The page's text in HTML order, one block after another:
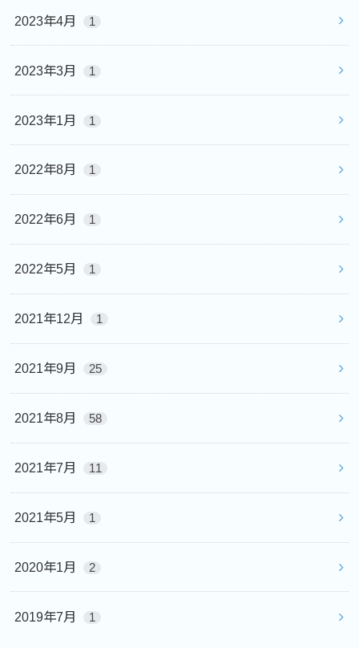
2023年4月 1
2023年3月 1
2023年1月 1
2022年8月 1
2022年6月 1
2022年5月 1
2021年12月 1
2021年9月 25
2021年8月 58
2021年7月 11
2021年5月 1
2020年1月 2
2019年7月 1